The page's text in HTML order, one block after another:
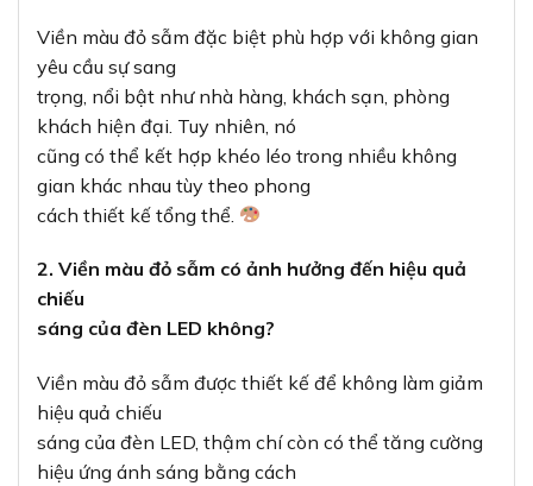
Viền màu đỏ sẫm đặc biệt phù hợp với không gian
yêu cầu sự sang
trọng, nổi bật như nhà hàng, khách sạn, phòng
khách hiện đại. Tuy nhiên, nó
cũng có thể kết hợp khéo léo trong nhiều không
gian khác nhau tùy theo phong
cách thiết kế tổng thể.
2. Viền màu đỏ sẫm có ảnh hưởng đến hiệu quả
chiếu
sáng của đèn LED không?
Viền màu đỏ sẫm được thiết kế để không làm giảm
hiệu quả chiếu
sáng của đèn LED, thậm chí còn có thể tăng cường
hiệu ứng ánh sáng bằng cách